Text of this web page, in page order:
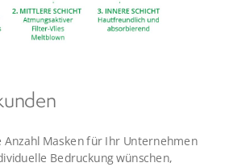
Anzahl Masken für Ihr Unternehmen
Bedruckung wünschen,